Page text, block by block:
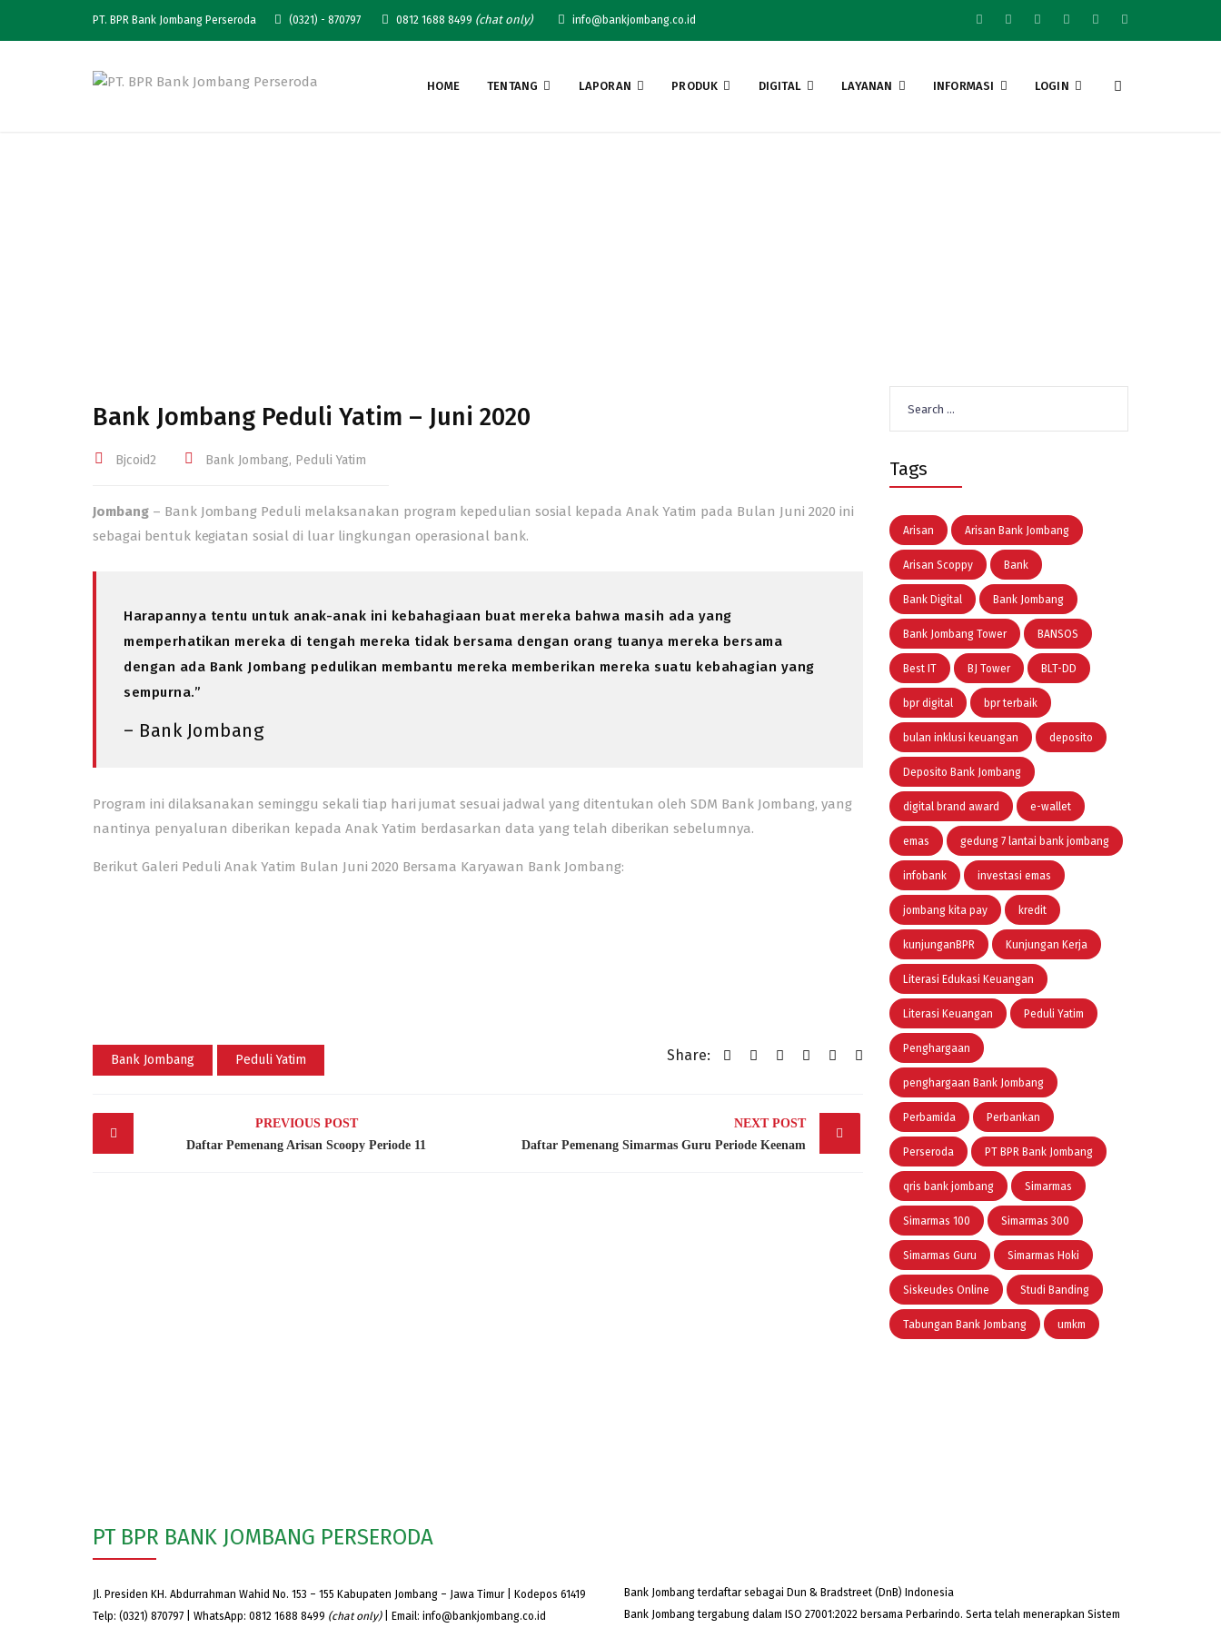
PT. BPR Bank Jombang Perseroda (0321) - 870797 0812 1688 8499 (chat only) info@bankjombang.co.id
HOME TENTANG LAPORAN PRODUK DIGITAL LAYANAN INFORMASI LOGIN
Bank Jombang Peduli Yatim – Juni 2020
Bjcoid2 Bank Jombang, Peduli Yatim
Jombang – Bank Jombang Peduli melaksanakan program kepedulian sosial kepada Anak Yatim pada Bulan Juni 2020 ini
sebagai bentuk kegiatan sosial di luar lingkungan operasional bank.
Harapannya tentu untuk anak-anak ini kebahagiaan buat mereka bahwa masih ada yang
memperhatikan mereka di tengah mereka tidak bersama dengan orang tuanya mereka bersama
dengan ada Bank Jombang pedulikan membantu mereka memberikan mereka suatu kebahagian yang
sempurna.”
– Bank Jombang
Program ini dilaksanakan seminggu sekali tiap hari jumat sesuai jadwal yang ditentukan oleh SDM Bank Jombang, yang
nantinya penyaluran diberikan kepada Anak Yatim berdasarkan data yang telah diberikan sebelumnya.
Berikut Galeri Peduli Anak Yatim Bulan Juni 2020 Bersama Karyawan Bank Jombang:
Bank Jombang Peduli Yatim Share:
Post
navigation
PREVIOUS POST
Daftar Pemenang Arisan Scoopy Periode 11
NEXT POST
Daftar Pemenang Simarmas Guru Periode Keenam
for:
Tags
Arisan Arisan Bank Jombang
Arisan Scoppy Bank
Bank Digital Bank Jombang
Bank Jombang Tower BANSOS
Best IT BJ Tower BLT-DD
bpr digital bpr terbaik
bulan inklusi keuangan deposito
Deposito Bank Jombang
digital brand award e-wallet
emas gedung 7 lantai bank jombang
infobank investasi emas
jombang kita pay kredit
kunjunganBPR Kunjungan Kerja
Literasi Edukasi Keuangan
Literasi Keuangan Peduli Yatim
Penghargaan
penghargaan Bank Jombang
Perbamida Perbankan
Perseroda PT BPR Bank Jombang
qris bank jombang Simarmas
Simarmas 100 Simarmas 300
Simarmas Guru Simarmas Hoki
Siskeudes Online Studi Banding
Tabungan Bank Jombang umkm
PT BPR BANK JOMBANG PERSERODA
Jl. Presiden KH. Abdurrahman Wahid No. 153 – 155 Kabupaten Jombang – Jawa Timur | Kodepos 61419
Telp: (0321) 870797 | WhatsApp: 0812 1688 8499 (chat only)| Email: info@bankjombang.co.id
Bank Jombang terdaftar sebagai Dun & Bradstreet (DnB) Indonesia
Bank Jombang tergabung dalam ISO 27001:2022 bersama Perbarindo. Serta telah menerapkan Sistem